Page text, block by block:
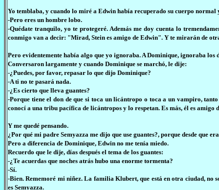
Yo temblaba, y cuando lo miré a Edwin había recuperado su cuerpo
-Pero eres un hombre lobo.
-Quédate tranquilo, yo te protegeré. Además me doy cuenta lo
conmigo van a decir: "Mirad, Stein es amigo de Edwin". Y te mirarán de
Pero evidentemente había algo que yo ignoraba. A Dominique, ignoraba
Conversaron largamente y cuando Dominique se marchó, le dije:
-¿Puedes, por favor, repasar lo que dijo Dominique?
-A ti no te pasará nada.
-¿Es cierto que lleva guantes?
-Porque tiene el don de que si toca un licántropo o toca a un vampiro,
conocí a una tribu pacífica de licántropos y lo respetan. Es más, él es amigo
Y me quedé pensando.
¿Por qué mi padre Semyazza me dijo que use guantes?, porque desde que
Pero a diferencia de Dominique, Edwin no me tenía miedo.
Recuerdo que le dije, días después el tema de los guantes:
-¿Te acuerdas que noches atrás hubo una enorme tormenta?
-Sí.
-Bien. Rememoré mi niñez. La familia Klubert, que está en otra ciudad, no
es Semyazza.